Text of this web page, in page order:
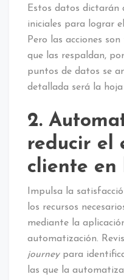
Estos datos dictarán
iniciales para lograr
Pero las acciones
que las respaldan,
puntos de datos se
detallada será la
2.
reducir el
cliente en
Impulsa la
los recursos
mediante la
automatización.
journeypara
las que la